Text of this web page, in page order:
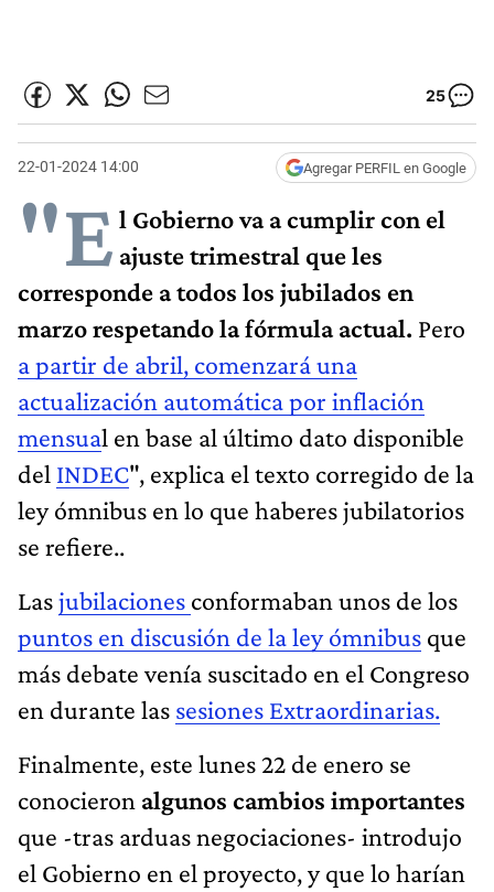
25
22-01-2024 14:00 Agregar PERFIL en Google
"E l Gobierno va a cumplir con el
ajuste trimestral que les
corresponde a todos los jubilados en
marzo respetando la fórmula actual. Pero
a partir de abril, comenzará una
actualización automática por inflación
mensual en base al último dato disponible
del INDEC", explica el texto corregido de la
ley ómnibus en lo que haberes jubilatorios
se refiere..
Lasjubilaciones conformaban unos de los
puntos en discusión de la ley ómnibus que
más debate venía suscitado en el Congreso
en durante las sesiones Extraordinarias.
Finalmente, este lunes 22 de enero se
conocieron algunos cambios importantes
que -tras arduas negociaciones- introdujo
el Gobierno en el proyecto, y que lo harían